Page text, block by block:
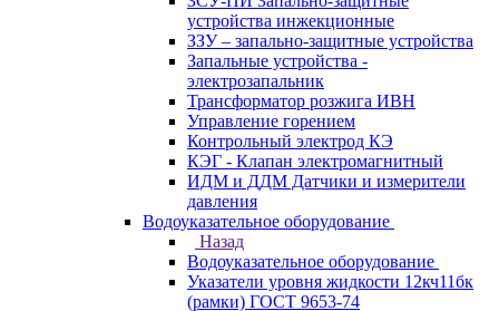
устройства инжекционные
ЗЗУ – запально-защитные устройства
Запальные устройства -
электрозапальник
Трансформатор розжига ИВН
Управление горением
Контрольный электрод КЭ
КЭГ - Клапан электромагнитный
ИДМ и ДДМ Датчики и измерители
давления
Водоуказательное оборудование
Назад
Водоуказательное оборудование
Указатели уровня жидкости 12кч11бк
(рамки) ГОСТ 9653-74